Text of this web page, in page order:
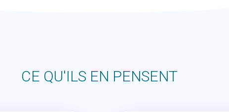
CE QU'ILS EN PENSENT